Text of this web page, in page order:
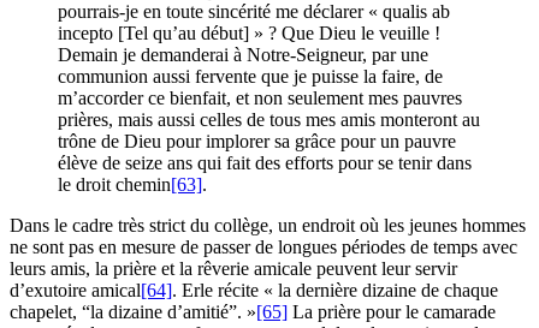
pourrais-je en toute sincérité me déclarer « qualis ab
incepto [Tel qu’au début] » ? Que Dieu le veuille !
Demain je demanderai à Notre-Seigneur, par une
communion aussi fervente que je puisse la faire, de
m’accorder ce bienfait, et non seulement mes pauvres
prières, mais aussi celles de tous mes amis monteront au
trône de Dieu pour implorer sa grâce pour un pauvre
élève de seize ans qui fait des efforts pour se tenir dans
le droit chemin[63].
Dans le cadre très strict du collège, un endroit où les jeunes hommes
ne sont pas en mesure de passer de longues périodes de temps avec
leurs amis, la prière et la rêverie amicale peuvent leur servir
d’exutoire amical[64]. Erle récite « la dernière dizaine de chaque
chapelet, “la dizaine d’amitié”. »[65] La prière pour le camarade